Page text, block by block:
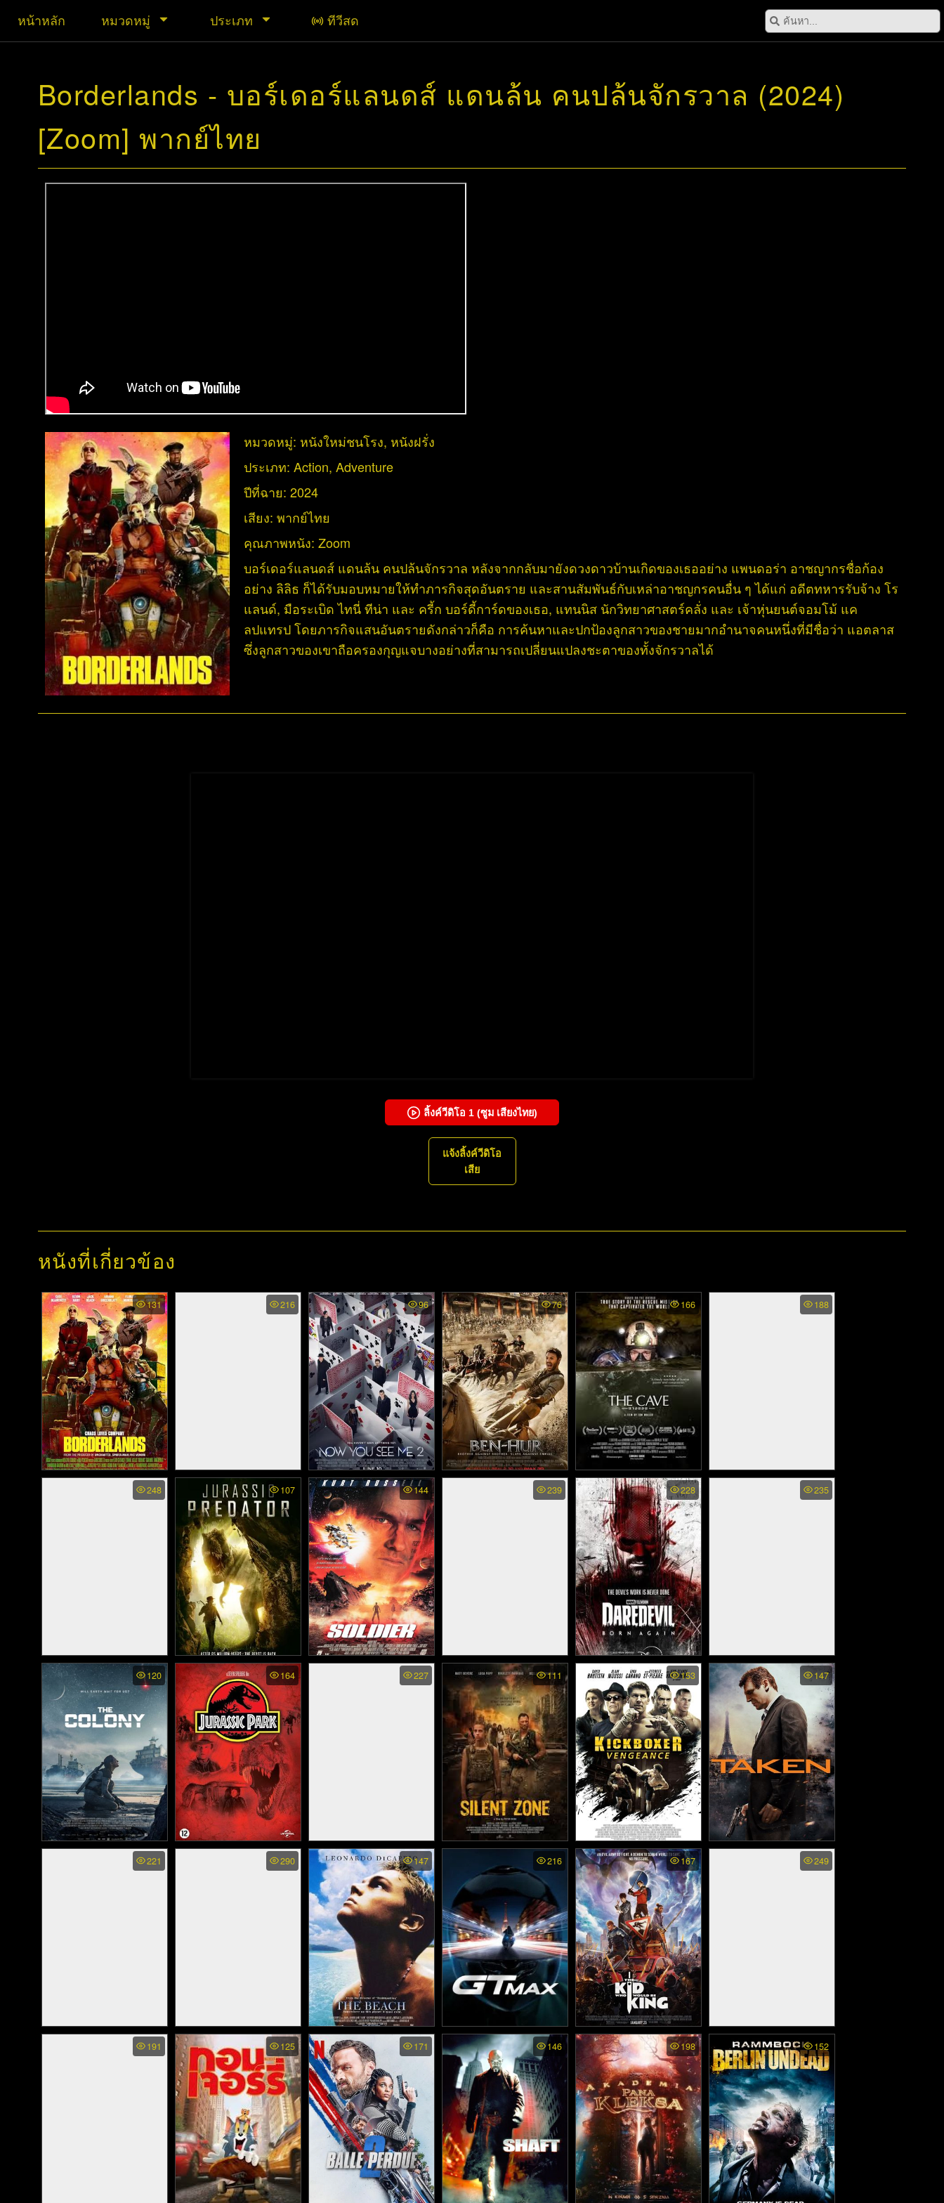
หน้าหลัก หมวดหมู่ ประเภท ทีวีสด
Borderlands - บอร์เดอร์แลนดส์ แดนล้น คนปล้นจักรวาล (2024)
[Zoom] พากย์ไทย
หมวดหมู่: หนังใหม่ชนโรง, หนังฝรั่ง
ประเภท: Action, Adventure
ปีที่ฉาย: 2024
เสียง: พากย์ไทย
คุณภาพหนัง: Zoom
บอร์เดอร์แลนดส์ แดนล้น คนปล้นจักรวาล หลังจากกลับมายังดวงดาวบ้านเกิดของเธออย่าง แพนดอร่า อาชญากรชื่อก้อง
อย่าง ลิลิธ ก็ได้รับมอบหมายให้ทำภารกิจสุดอันตราย และสานสัมพันธ์กับเหล่าอาชญกรคนอื่น ๆ ได้แก่ อดีตทหารรับจ้าง โร
แลนด์, มือระเบิด ไทนี่ ทีน่า และ ครี้ก บอร์ดี้การ์ดของเธอ, แทนนิส นักวิทยาศาสตร์คลั่ง และ เจ้าหุ่นยนต์จอมโม้ แค
ลปแทรป โดยภารกิจแสนอันตรายดังกล่าวก็คือ การค้นหาและปกป้องลูกสาวของชายมากอำนาจคนหนึ่งที่มีชื่อว่า แอตลาส
ซึ่งลูกสาวของเขาถือครองกุญแจบางอย่างที่สามารถเปลี่ยนแปลงชะตาของทั้งจักรวาลได้
ลิ้งค์วีดิโอ1 (ซูม เสียงไทย)
แจ้งลิ้งค์วีดิโอ
เสีย
หนังที่เกี่ยวข้อง
131
Borderlands. (2024)
216
The Finest Hours - ชั่วโมง
ระทึกฝ่าวิกฤตทะเลเดือด
(2016)
96
Now You See Me 2. -
อาชญากลปล้นโลก 2
(2016)
76
Ben Hur - เบน เฮอร์
166
The Cave (Cave Rescue)
- นางนอน (2019)
188
21 Bridges - เผด็จศึกยึด
นิวยอร์ก (2019)
248
The Lord of The Rings 3
The Return of The King -
มหาสงครามชิงพิภพ (2003)
107
Xtinction: Predator X -
ทะเลสาป สัตว์นรกล้านปี
(2010)
144
Soldier - โซลเยอร์ ขบวน
รบโค่นจักรวาล (1998)
239
Semper Fi - ตำรวจระห่ำ
ฆ่าไม่ตาย (2019)
228
Daredevil Born Again
พากย์ไทย (2025)
235
Hirokin The Last Samurai
- ฮิโรคิน นักรบสงครามสุด
โลก (2012)
120
The Colony - เดอะ โคโลนี
164
Jurassic Park 1 - จูราสสิค
พาร์ค กำเนิดใหม่
227
Bastille Day - ดับเบิ้ลระห่ำ
ดับเบิ้ลระอุ (2016)
111
Silent Zone (2025)
153
Kickboxer: Vengeance -
สังเวียนแค้น สังเวียนชีวิต 2
(2016)
147
Taken 1 - เทคเคน 1: สู้ไม่รู้
จักตาย (2008)
221
Jonah Hex - โจน่า เฮ็ก
ฮีโร่หน้าบากมหากาฬ
290
The New Mutants - มิว
แทนท์รุ่นใหม่ (2020)
147
The Beach - เดอะ บีช
(2000)
216
GTMax (2024)
167
The Kid Who Would Be
King - หนุ่มน้อยสู่จอม
ราชันย์ (2019)
249
Sixty Minutes - 60 นาที
(2024)
191 125 171 146 198 152